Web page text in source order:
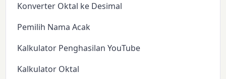
Konverter Oktal ke Desimal
Pemilih Nama Acak
Kalkulator Penghasilan YouTube
Kalkulator Oktal